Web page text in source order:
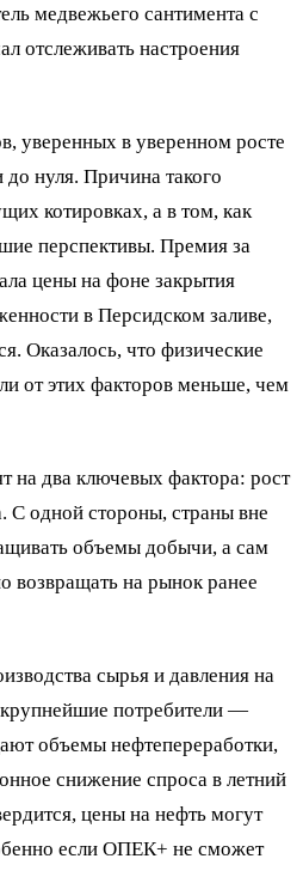
медвежьего сантимента с
отслеживать настроения
уверенных в уверенном росте
до нуля. Причина такого
котировках, а в том, как
перспективы. Премия за
цены на фоне закрытия
в Персидском заливе,
Оказалось, что физические
от этих факторов меньше, чем
на два ключевых фактора: рост
С одной стороны, страны вне
объемы добычи, а сам
возвращать на рынок ранее
сырья и давления на
потребители —
объемы нефтепереработки,
снижение спроса в летний
цены на нефть могут
если ОПЕК+ не сможет